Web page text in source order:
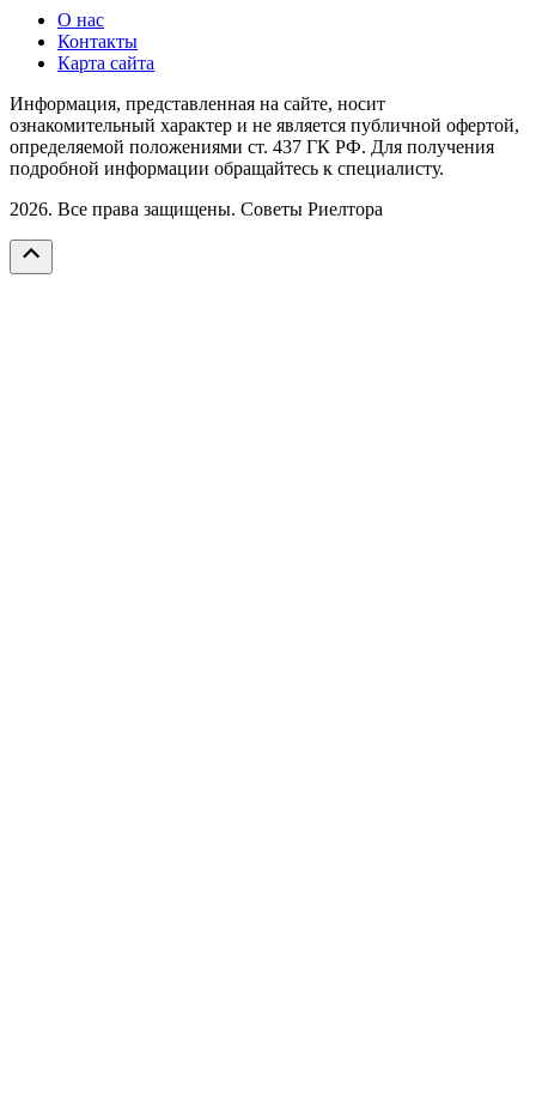
О нас
Контакты
Карта сайта
Информация, представленная на сайте, носит
ознакомительный характер и не является публичной офертой,
определяемой положениями ст. 437 ГК РФ. Для получения
подробной информации обращайтесь к специалисту.
2026. Все права защищены. Советы Риелтора